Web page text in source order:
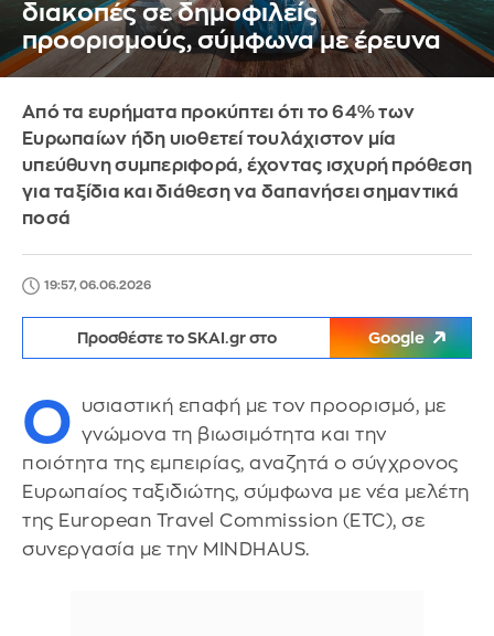
διακοπές σε δημοφιλείς
προορισμούς, σύμφωνα με έρευνα
Από τα ευρήματα προκύπτει ότι το 64% των
Ευρωπαίων ήδη υιοθετεί τουλάχιστον μία
υπεύθυνη συμπεριφορά, έχοντας ισχυρή πρόθεση
για ταξίδια και διάθεση να δαπανήσει σημαντικά
ποσά
19:57, 06.06.2026
Προσθέστε το SKAI.gr στο Google
Ο
υσιαστική επαφή με τον προορισμό, με
γνώμονα τη βιωσιμότητα και την
ποιότητα της εμπειρίας, αναζητά ο σύγχρονος
Ευρωπαίος ταξιδιώτης, σύμφωνα με νέα μελέτη
της European Travel Commission (ETC), σε
συνεργασία με την MINDHAUS.